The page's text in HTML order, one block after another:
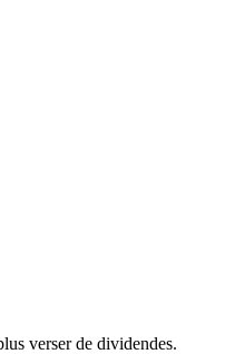
verser de dividendes.